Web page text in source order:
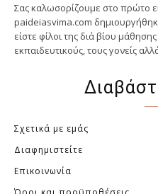
Σας καλωσορίζουμε στο πρώτο
paideiasvima.com
είστε φίλοι της διά βίου
εκπαιδευτικούς, τους γονείς
Σχετικά με εμάς
Διαφημιστείτε
Επικοινωνία